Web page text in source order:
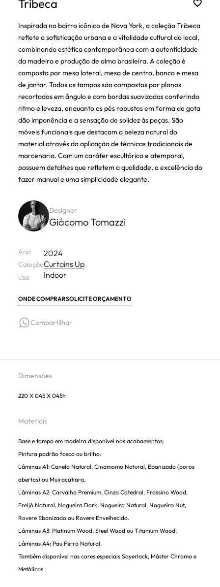
Tribeca
Inspirada no bairro icônico de Nova York, a coleção Tribeca
reflete a sofisticação urbana e a vitalidade cultural do local,
combinando estética contemporânea com a autenticidade
da madeira e produção de alma brasileira. A coleção é
composta por mesa lateral, mesa de centro, banco e mesa
de jantar. Todos os tampos são compostos por planos
recortados em ângulo e com bordas suavizadas conferindo
ritmo e leveza, enquanto os pés robustos em forma de gota
dão imponência e a sensação de solidez às peças. São
móveis funcionais que destacam a beleza natural do
material através da aplicação de técnicas tradicionais de
marcenaria. Com um caráter escultórico e atemporal,
possuem detalhes que refletem a qualidade, a excelência do
fazer manual e uma simplicidade elegante.
Designer
Giácomo Tomazzi
Ano
Coleção
Uso
2024
Curtains Up
Indoor
ONDE COMPRARSOLICITE ORÇAMENTO
Compartilhar
Dimensões
220 X 045 X 045h
Materiais
Base e tampo em madeira disponível nos acabamentos:
Pintura padrão fosca ou brilho.
Lâminas A1: Canela Natural, Cinamomo Natural, Ebanizado (poros
abertos) ou Muiracatiara.
Lâminas A2: Carvalho Premium, Cinza Catedral, Frassino Wood,
Freijó Natural, Nogueira Dark, Nogueira Natural, Nogueira Nut,
Rovere Ebanizado ou Rovere Envelhecido.
Lâminas A3: Platinum Wood, Steel Wood ou Titanium Wood.
Lâminas A4: Pau Ferro Natural.
Também disponível nas cores especiais Sayerlack, Máster Chromo e
Metálicas.